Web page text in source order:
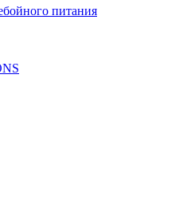
питания